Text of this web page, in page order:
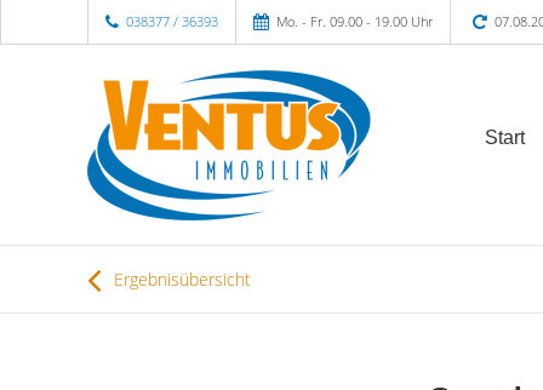
038377 / 36393 Mo. - Fr. 09.00 - 19.00 Uhr
Start
Ergebnisübersicht